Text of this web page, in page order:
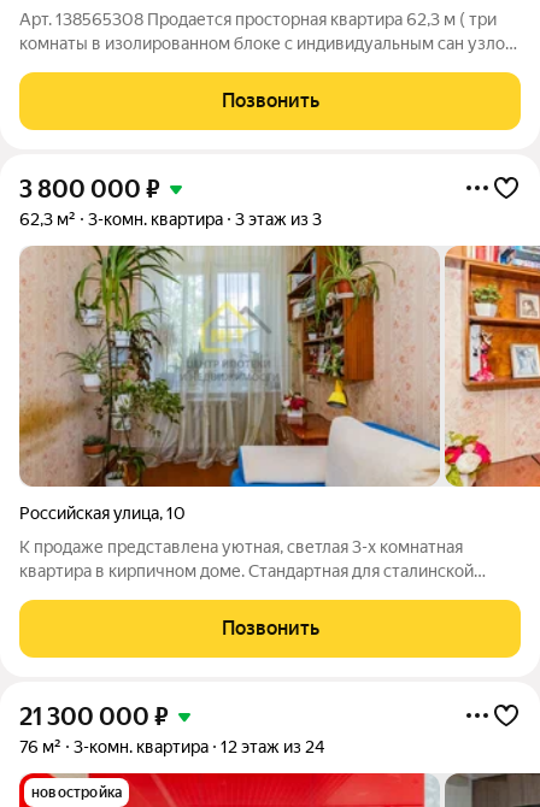
Арт. 138565308 Продается просторная квартира 62,3 м ( три
комнаты в изолированном блоке с индивидуальным сан узлом,
отличное сочетание площади, цены и выгодных условий
сделки. Прямая продажа, все
Позвонить
3 800 000 ₽
62,3 м² 3-комн. квартира 3 этаж из 3
Российская улица,10
К продаже представлена уютная, светлая 3-х комнатная
квартира в кирпичном доме. Стандартная для сталинской
налётом времени, истории, атмосферой прошлого столетия.
Высокие потолки 3.2м. ;
Позвонить
21 300 000 ₽
76 м² 3-комн. квартира 12 этаж из 24
новостройка